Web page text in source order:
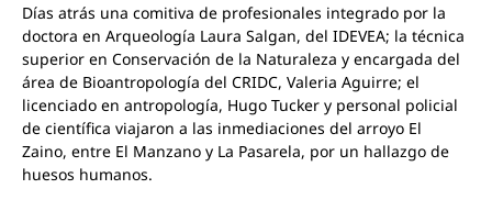
Días atrás una comitiva de profesionales integrado por la
doctora en Arqueología Laura Salgan, del IDEVEA; la técnica
superior en Conservación de la Naturaleza y encargada del
área de Bioantropología del CRIDC, Valeria Aguirre; el
licenciado en antropología, Hugo Tucker y personal policial
de científica viajaron a las inmediaciones del arroyo El
Zaino, entre El Manzano y La Pasarela, por un hallazgo de
huesos humanos.